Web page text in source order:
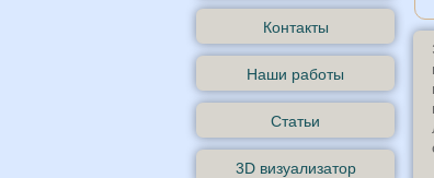
Контакты
Наши работы
Статьи
3D визуализатор